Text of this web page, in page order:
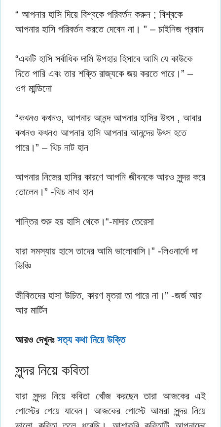
“ আপনার হাসি দিয়ে বিশ্বকে পরিবর্তন করুন ; বিশ্বকে
আপনার হাসি পরিবর্তন করতে দেবেন না। ” – চাইনিজ প্রবাদ
“একটি হাসি সর্বাধিক দামি উপহার হিসাবে আমি যে কাউকে
দিতে পারি এবং তার শক্তি রাজ্যকে জয় করতে পারে।” –
ওগ মান্ডিনো
“কখনও কখনও, আপনার আনন্দ আপনার হাসির উৎস , আবার
কখনও কখনও আপনার হাসি আপনার আনন্দের উৎস হতে
পারে।” – থিচ নাট হান
আপনার নিজের হাসির কারণে আপনি জীবনকে আরও সুন্দর করে
তোলেন।” -থিচ নাথ হান
শান্তির শুরু হয় হাসি থেকে।“-মাদার তেরেসা
যারা সমস্যায় হাসে তাদের আমি ভালোবাসি।” -লিওনার্দো দা
ভিঞ্চি
জীবিতদের হাসা উচিত, কারণ মৃতরা তা পারে না।” -জর্জ আর
আর মার্টিন
আরও দেখুনঃ সত্য কথা নিয়ে উক্তি
সুন্দর নিয়ে কবিতা
যারা সুন্দর নিয়ে কবিতা খোঁজ করছেন তারা আজকের এই
পোস্টের পেয়ে যাবেন। আজকের পোস্টে আমরা সুন্দর নিয়ে